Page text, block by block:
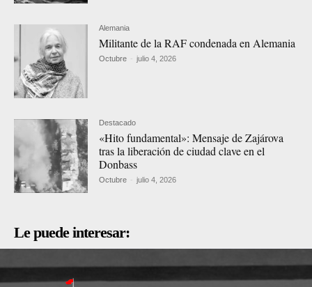
Alemania
Militante de la RAF condenada en Alemania
Octubre - julio 4, 2026
Destacado
«Hito fundamental»: Mensaje de Zajárova
tras la liberación de ciudad clave en el
Donbass
Octubre - julio 4, 2026
Le puede interesar: